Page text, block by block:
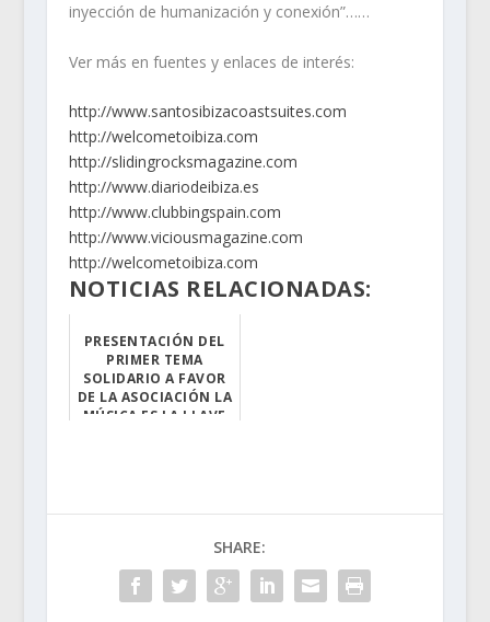
inyección de humanización y conexión”……
Ver más en fuentes y enlaces de interés:
http://www.santosibizacoastsuites.com
http://welcometoibiza.com
http://slidingrocksmagazine.com
http://www.diariodeibiza.es
http://www.clubbingspain.com
http://www.viciousmagazine.com
http://welcometoibiza.com
NOTICIAS RELACIONADAS:
PRESENTACIÓN DEL
PRIMER TEMA
SOLIDARIO A FAVOR
DE LA ASOCIACIÓN LA
MÚSICA ES LA LLAVE
SHARE: